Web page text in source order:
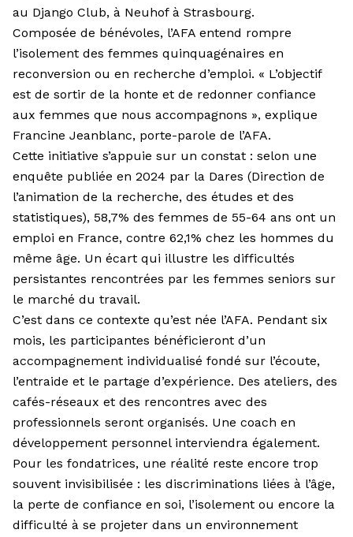
au Django Club, à Neuhof à Strasbourg.
Composée de bénévoles, l’AFA entend rompre
l’isolement des femmes quinquagénaires en
reconversion ou en recherche d’emploi. « L’objectif
est de sortir de la honte et de redonner confiance
aux femmes que nous accompagnons », explique
Francine Jeanblanc, porte-parole de l’AFA.
Cette initiative s’appuie sur un constat : selon une
enquête publiée en 2024 par la Dares (Direction de
l’animation de la recherche, des études et des
statistiques), 58,7% des femmes de 55-64 ans ont un
emploi en France, contre 62,1% chez les hommes du
même âge. Un écart qui illustre les difficultés
persistantes rencontrées par les femmes seniors sur
le marché du travail.
C’est dans ce contexte qu’est née l’AFA. Pendant six
mois, les par­ticipantes bénéficieront d’un
accompagnement individualisé fondé sur l’écoute,
l’entraide et le partage d’expérience. Des ateliers, des
cafés-réseaux et des rencontres avec des
professionnels seront organi­sés. Une coach en
développement personnel interviendra également.
Pour les fondatrices, une réalité reste encore trop
souvent invisibilisée : les discriminations liées à l’âge,
la perte de confiance en soi, l’isolement ou encore la
difficulté à se projeter dans un environnement